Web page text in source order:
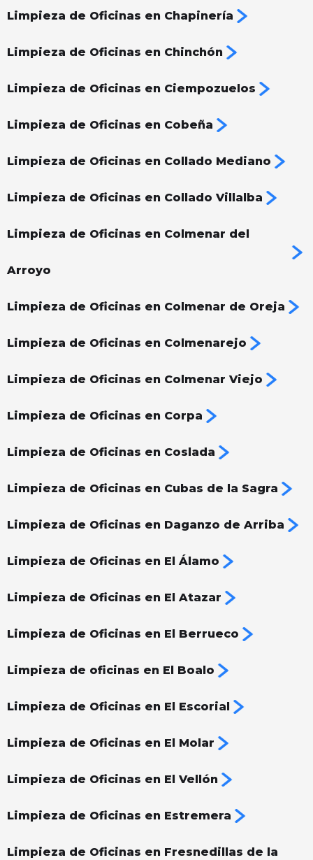
Limpieza de Oficinas en Chapinería
Limpieza de Oficinas en Chinchón
Limpieza de Oficinas en Ciempozuelos
Limpieza de Oficinas en Cobeña
Limpieza de Oficinas en Collado Mediano
Limpieza de Oficinas en Collado Villalba
Limpieza de Oficinas en Colmenar del
Arroyo
Limpieza de Oficinas en Colmenar de Oreja
Limpieza de Oficinas en Colmenarejo
Limpieza de Oficinas en Colmenar Viejo
Limpieza de Oficinas en Corpa
Limpieza de Oficinas en Coslada
Limpieza de Oficinas en Cubas de la Sagra
Limpieza de Oficinas en Daganzo de Arriba
Limpieza de Oficinas en El Álamo
Limpieza de Oficinas en El Atazar
Limpieza de Oficinas en El Berrueco
Limpieza de oficinas en El Boalo
Limpieza de Oficinas en El Escorial
Limpieza de Oficinas en El Molar
Limpieza de Oficinas en El Vellón
Limpieza de Oficinas en Estremera
Limpieza de Oficinas en Fresnedillas de la